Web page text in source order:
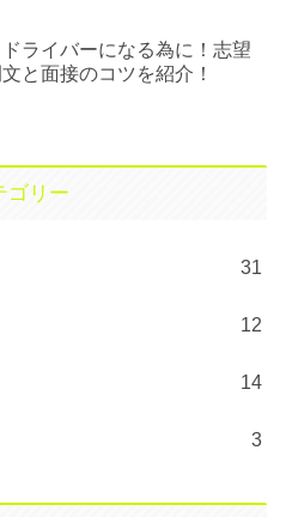
ドライバーになる為に！志望
と面接のコツを紹介！
ゴリー
31
12
14
3